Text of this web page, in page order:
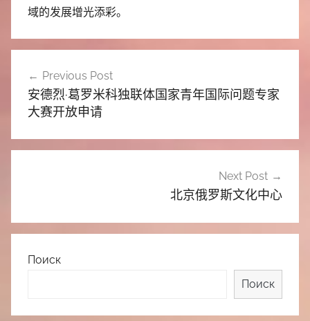
域的发展增光添彩。
航
Previous Post
安德烈·葛罗米科独联体国家青年国际问题专家
大赛开放申请
Next Post
北京俄罗斯文化中心
Поиск
Поиск